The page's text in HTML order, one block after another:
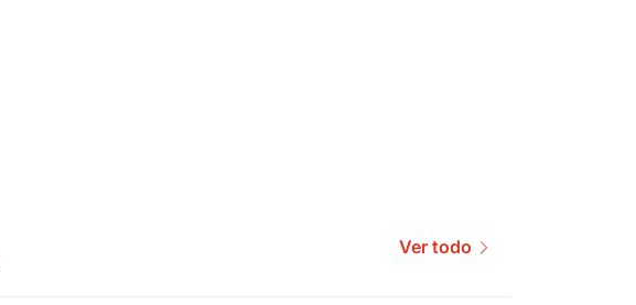
Ver todo